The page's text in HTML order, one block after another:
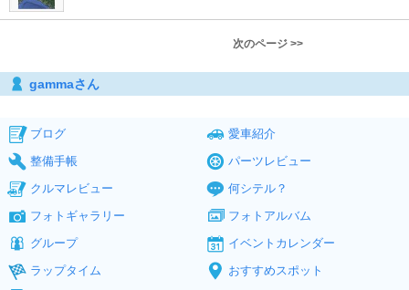
次のページ >>
gammaさん
ブログ
愛車紹介
整備手帳
パーツレビュー
クルマレビュー
何シテル？
フォトギャラリー
フォトアルバム
グループ
イベントカレンダー
ラップタイム
おすすめスポット